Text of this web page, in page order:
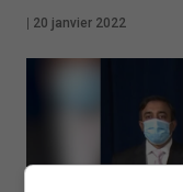
20 janvier 2022